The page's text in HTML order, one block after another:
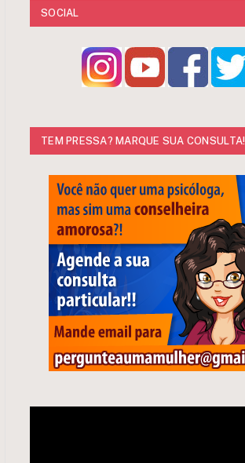
SOCIAL
TEM PRESSA? MARQUE SUA CONSULTA!